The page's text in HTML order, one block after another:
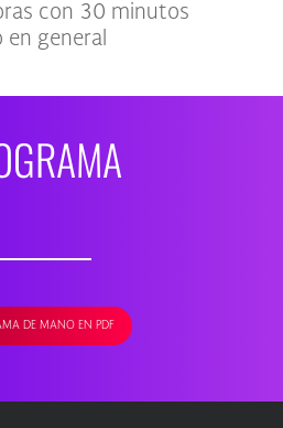
con 30 minutos
general
DE MANO EN PDF